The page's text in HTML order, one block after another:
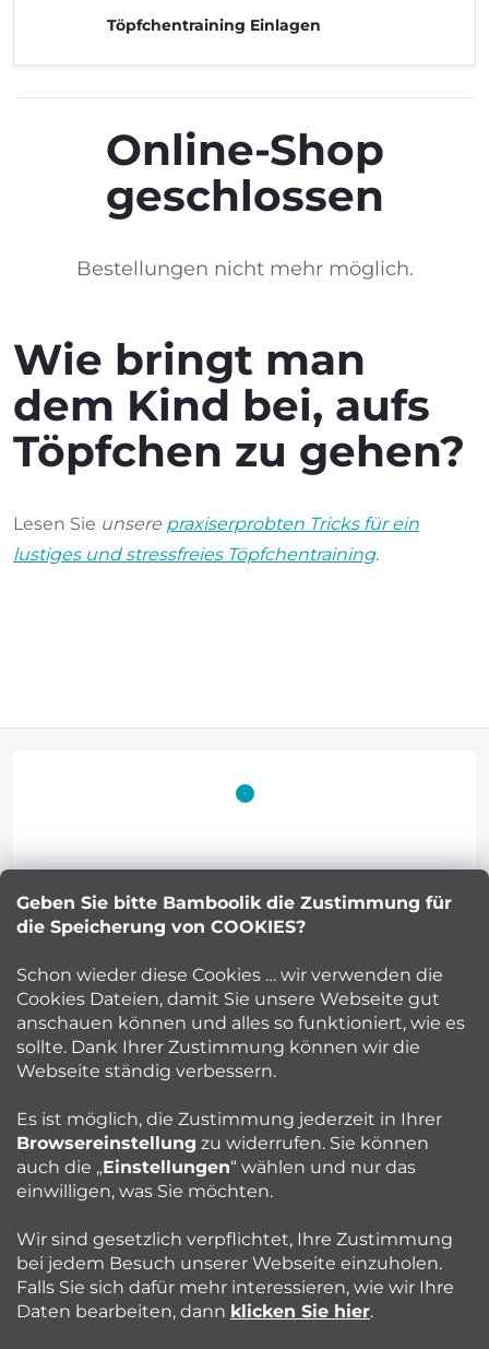
Geben Sie bitte Bamboolik die Zustimmung für
die Speicherung von COOKIES?
Schon wieder diese Cookies … wir verwenden die
Cookies Dateien, damit Sie unsere Webseite gut
anschauen können und alles so funktioniert, wie es
sollte. Dank Ihrer Zustimmung können wir die
Webseite ständig verbessern.
Es ist möglich, die Zustimmung jederzeit in Ihrer
Browsereinstellung zu widerrufen. Sie können
auch die „Einstellungen“ wählen und nur das
einwilligen, was Sie möchten.
Wir sind gesetzlich verpflichtet, Ihre Zustimmung
bei jedem Besuch unserer Webseite einzuholen.
Falls Sie sich dafür mehr interessieren, wie wir Ihre
Daten bearbeiten, dann klicken Sie hier.
Töpfchentraining Einlagen
Online-Shop
geschlossen
Bestellungen nicht mehr möglich.
Wie bringt man
dem Kind bei, aufs
Töpfchen zu gehen?
Lesen Sie unsere praxiserprobten Tricks für ein
lustiges und stressfreies Töpfchentraining.
z
e
eBamboolik
Kundenservice
Beratung
Blog
Petra Kuncova
Folgen Sie uns: